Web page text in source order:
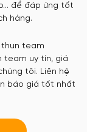
để đáp ứng tốt
hàng.
thun team
team uy tín, giá
tôi. Liên hệ
báo giá tốt nhất